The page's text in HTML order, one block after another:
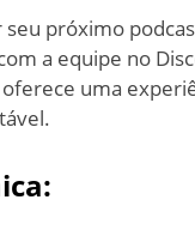
seu próximo
a equipe no
uma